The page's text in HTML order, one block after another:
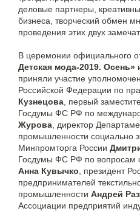
деловые партнеры,
бизнеса, творческий обмен
проведения этих двух
В церемонии официального
Детская мода-2019. Осень»
приняли участие
Российской Федерации по
Кузнецова , первый
Госдумы ФС РФ по
Журова , директор
промышленности социально
Минпромторга России
Госдумы ФС РФ по вопросам
Анна Кувычко , президент
предпринимателей
промышленности Андрей
Ассоциации предприятий